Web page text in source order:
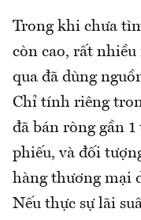
Trong khi chưa
còn cao, rất
qua đã dùng
Chỉ tính riêng
đã bán ròng gần
phiếu, và đối
hàng thương mại
Nếu thực sự lãi